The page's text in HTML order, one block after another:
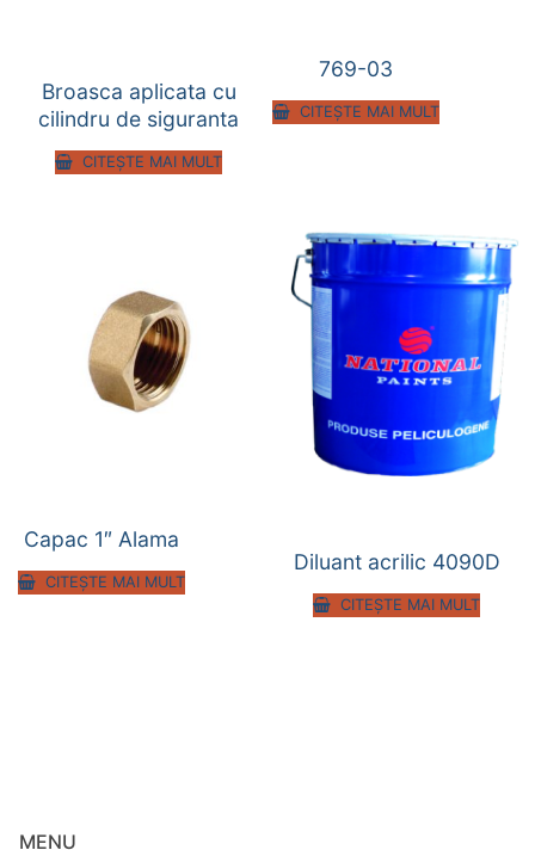
Broasca aplicata cu
cilindru de siguranta
CITEȘTE MAI MULT
769-03
CITEȘTE MAI MULT
Capac 1″ Alama
CITEȘTE MAI MULT
Diluant acrilic 4090D
CITEȘTE MAI MULT
MENU